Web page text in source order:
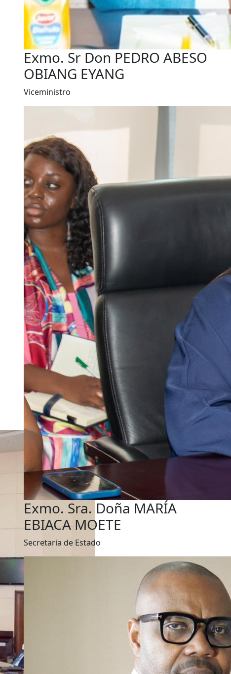
Exmo. Sr Don PEDRO ABESO
OBIANG EYANG
Viceministro
Exmo. Sra. Doña MARÍA
EBIACA MOETE
Secretaria de Estado